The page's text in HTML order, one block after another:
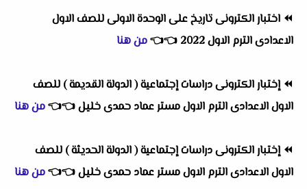
⏪ اختبار الكترونى تاريخ على الوحدة الاولى للصف الاول
الاعدادى الترم الاول 2022
👈
👈من هنا
⏪إختبار الكترونى دراسات إجتماعية ( الدولة القديمة ) للصف
الاول الاعدادى الترم الاول مستر عماد حمدى خليل👈
👈من هنا
⏪إختبار الكترونى دراسات إجتماعية ( الدولة الحديثة ) للصف
الاول الاعدادى الترم الاول مستر عماد حمدى خليل👈
👈من هنا